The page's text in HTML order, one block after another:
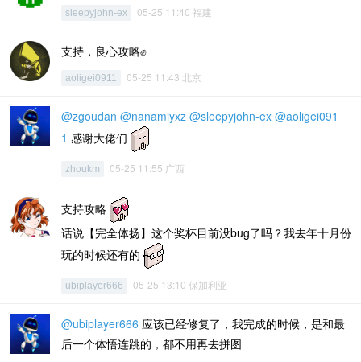
sleepyjohn-ex 05-25 11:40 福建
支持，良心攻略✊
aoligei0911 05-25 11:43 北京
@zgoudan @nanamiyxz @sleepyjohn-ex @aoligei091
1 感谢大佬们
zhoukm 05-25 11:55 广西
支持攻略
话说【完全体扬】这个奖杯目前没bug了吗？我去年十月份
玩的时候还有的
ubiplayer666 05-25 13:10 保加利亚
@ubiplayer666 应该已经修复了，我完成的时候，是和最
后一个体悟连跳的，都不用再去拼图